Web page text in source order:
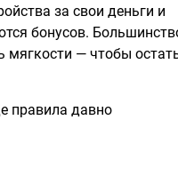
за свои деньги и
бонусов.
мягкости — чтобы
правила давно